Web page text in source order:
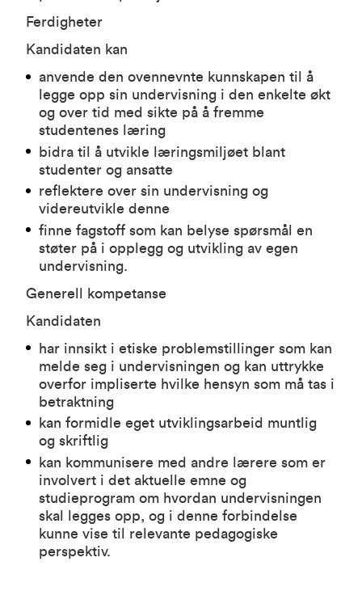
Ferdigheter
Kandidaten kan
anvende den ovennevnte kunnskapen til å
legge opp sin undervisning i den enkelte økt
og over tid med sikte på å fremme
studentenes læring
bidra til å utvikle læringsmiljøet blant
studenter og ansatte
reflektere over sin undervisning og
videreutvikle denne
finne fagstoff som kan belyse spørsmål en
støter på i opplegg og utvikling av egen
undervisning.
Generell kompetanse
Kandidaten
har innsikt i etiske problemstillinger som kan
melde seg i undervisningen og kan uttrykke
overfor impliserte hvilke hensyn som må tas i
betraktning
kan formidle eget utviklingsarbeid muntlig
og skriftlig
kan kommunisere med andre lærere som er
involvert i det aktuelle emne og
studieprogram om hvordan undervisningen
skal legges opp, og i denne forbindelse
kunne vise til relevante pedagogiske
perspektiv.